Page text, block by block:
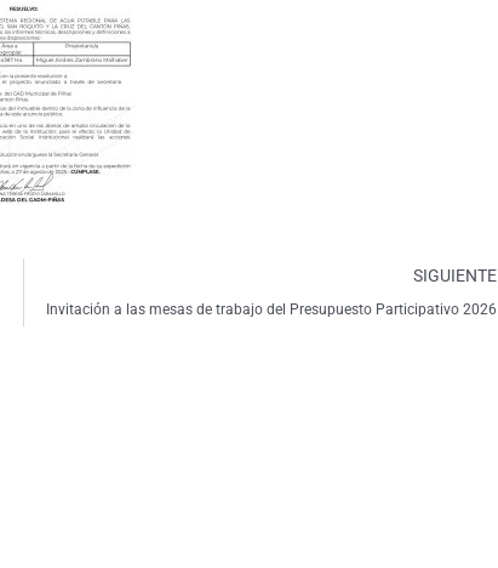
SIGUIENTE
Invitación a las mesas de trabajo del Presupuesto Participativo 2026